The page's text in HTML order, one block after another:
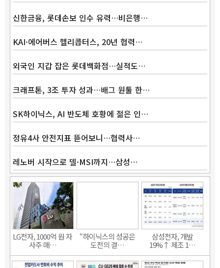
신한금융, 롯데손보 인수 유력…비은행…
KAI·에어버스 헬리콥터스, 20년 협력…
외국인 지갑 잡은 롯데백화점…실적도…
크래프톤, 3조 투자 성과…배그 원툴 한…
SK하이닉스, AI 반도체 호황에 젊은 인…
정유4사 안전지표 뜯어보니…협력사…
레노버 시작으로 델·MSI까지…삼성…
LG전자, 1000억 원 자
사주 매…
“하이닉스의 성공은
도전의 결…
삼성전자, 개발
19%↑ 제조 1…